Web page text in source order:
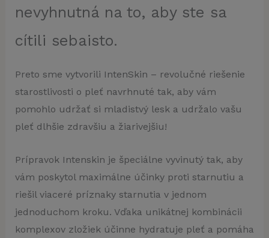
nevyhnutná na to, aby ste sa
cítili sebaisto.
Preto sme vytvorili IntenSkin – revolučné riešenie
starostlivosti o pleť navrhnuté tak, aby vám
pomohlo udržať si mladistvý lesk a udržalo vašu
pleť dlhšie zdravšiu a žiarivejšiu!
Prípravok Intenskin je špeciálne vyvinutý tak, aby
vám poskytol maximálne účinky proti starnutiu a
riešil viaceré príznaky starnutia v jednom
jednoduchom kroku. Vďaka unikátnej kombinácii
komplexov zložiek účinne hydratuje pleť a pomáha